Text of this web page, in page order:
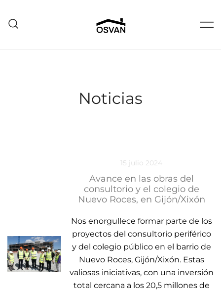
contenido
Noticias
15 julio 2024
Avance en las obras del
consultorio y el colegio de
Nuevo Roces, en Gijón/Xixón
Nos enorgullece formar parte de los
proyectos del consultorio periférico
y del colegio público en el barrio de
Nuevo Roces, Gijón/Xixón. Estas
valiosas iniciativas, con una inversión
total cercana a los 20,5 millones de